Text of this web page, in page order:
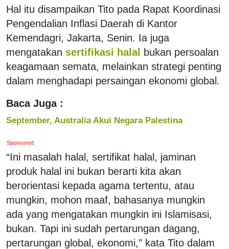
Hal itu disampaikan Tito pada Rapat Koordinasi
Pengendalian Inflasi Daerah di Kantor
Kemendagri, Jakarta, Senin. Ia juga
mengatakan sertifikasi halal
bukan persoalan
keagamaan semata, melainkan strategi penting
dalam menghadapi persaingan ekonomi global.
Baca Juga :
September, Australia Akui Negara Palestina
Sponsored
“Ini masalah halal, sertifikat halal, jaminan
produk halal ini bukan berarti kita akan
berorientasi kepada agama tertentu, atau
mungkin, mohon maaf, bahasanya mungkin
ada yang mengatakan mungkin ini Islamisasi,
bukan. Tapi ini sudah pertarungan dagang,
pertarungan global, ekonomi,” kata Tito dalam